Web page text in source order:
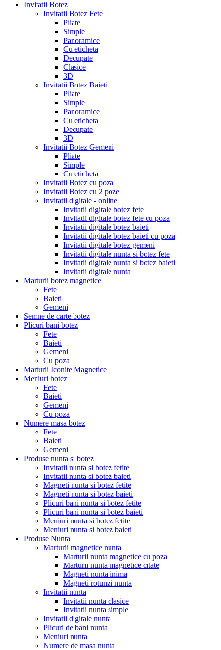
Invitatii Botez
Invitatii Botez Fete
Pliate
Simple
Panoramice
Cu eticheta
Decupate
Clasice
3D
Invitatii Botez Baieti
Pliate
Simple
Panoramice
Cu eticheta
Decupate
3D
Invitatii Botez Gemeni
Pliate
Simple
Cu eticheta
Invitatii Botez cu poza
Invitatii Botez cu 2 poze
Invitatii digitale - online
Invitatii digitale botez fete
Invitatii digitale botez fete cu poza
Invitatii digitale botez baieti
Invitatii digitale botez baieti cu poza
Invitatii digitale botez gemeni
Invitatii digitale nunta si botez fete
Invitatii digitale nunta si botez baieti
Invitatii digitale nunta
Marturii botez magnetice
Fete
Baieti
Gemeni
Semne de carte botez
Plicuri bani botez
Fete
Baieti
Gemeni
Cu poza
Marturii Iconite Magnetice
Meniuri botez
Fete
Baieti
Gemeni
Cu poza
Numere masa botez
Fete
Baieti
Gemeni
Produse nunta si botez
Invitatii nunta si botez fetite
Invitatii nunta si botez baieti
Magneti nunta si botez fetite
Magneti nunta si botez baieti
Plicuri bani nunta si botez fetite
Plicuri bani nunta si botez baieti
Meniuri nunta si botez fetite
Meniuri nunta si botez baieti
Produse Nunta
Marturii magnetice nunta
Marturii nunta magnetice cu poza
Marturii nunta magnetice citate
Magneti nunta inima
Magneti rotunzi nunta
Invitatii nunta
Invitatii nunta clasice
Invitatii nunta simple
Invitatii digitale nunta
Plicuri de bani nunta
Meniuri nunta
Numere de masa nunta